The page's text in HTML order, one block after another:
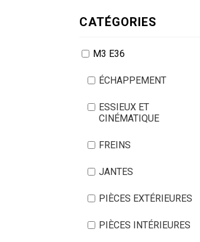
CATÉGORIES
M3 E36
ÉCHAPPEMENT
ESSIEUX ET
CINÉMATIQUE
FREINS
JANTES
PIÈCES EXTÉRIEURES
PIÈCES INTÉRIEURES